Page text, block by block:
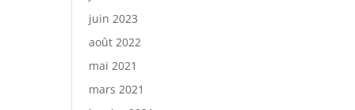
juin 2023
août 2022
mai 2021
mars 2021